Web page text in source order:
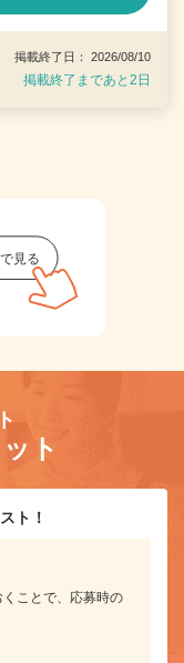
掲載終了日： 2026/08/10
掲載終了まであと2日
ト
ト！
ことで、応募時の